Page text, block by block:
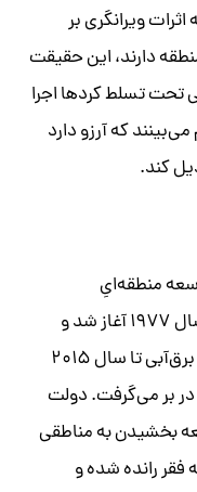
ویرانگری بر
دارند، این حقیقت
تحت تسلط کردها اجرا
که آرزو دارد
کند.
منطقه‌ایِ
جنوب‌شرقی آنتالیا (GAP) است که از سال ۱۹۷۷ آغاز شد و
هدف از آن ساخت ۲۲ سد و ۱۹ نیروگاه برق‌آبی تا سال ۲۰۱۵
را در بر می‌گرفت. دولت
بخشیدن به مناطقی
فقر رانده شده و